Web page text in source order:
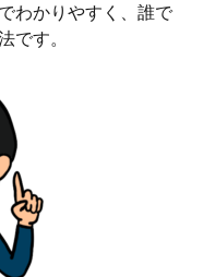
わかりやすく、誰で
です。